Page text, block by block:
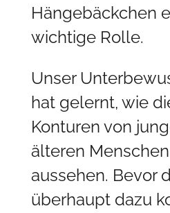
Hängebäckchen
wichtige Rolle.
Unser
hat gelernt, wie
Konturen von
älteren Menschen
aussehen. Bevor
überhaupt dazu